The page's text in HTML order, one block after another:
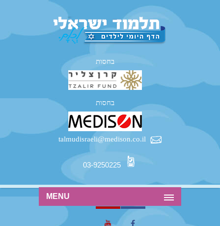
בחסות
בחסות
talmudisraeli@medison.co.il
03-9250225
MENU